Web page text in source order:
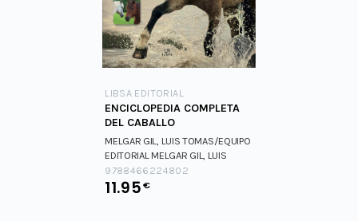
LIBSA EDITORIAL
ENCICLOPEDIA COMPLETA
DEL CABALLO
MELGAR GIL, LUIS TOMAS/EQUIPO
EDITORIAL MELGAR GIL, LUIS
TOMAS/EQUIPO EDITORIAL
9788466224802
11.95€